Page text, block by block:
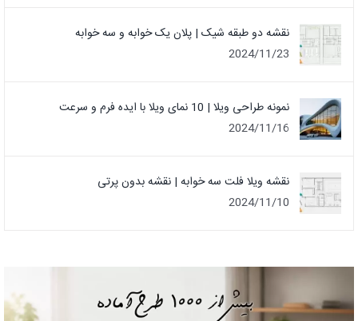
نقشه دو طبقه شیک | پلان یک خوابه و سه خوابه
2024/11/23
نمونه طراحی ویلا | 10 نمای ویلا با ایده فرم و سرعت
2024/11/16
نقشه ویلا فلت سه خوابه | نقشه بدون پرتی
2024/11/10